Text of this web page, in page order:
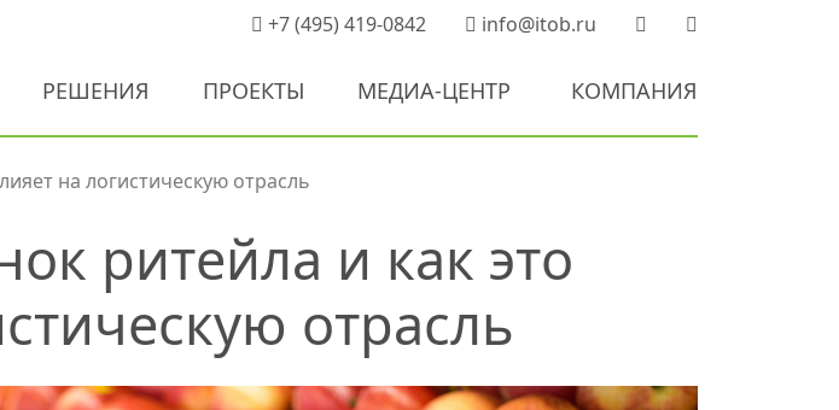
+7 (495) 419-0842 info@itob.ru
РЕШЕНИЯ ПРОЕКТЫ МЕДИА-ЦЕНТР КОМПАНИЯ
на логистическую отрасль
ритейла и как это
отрасль